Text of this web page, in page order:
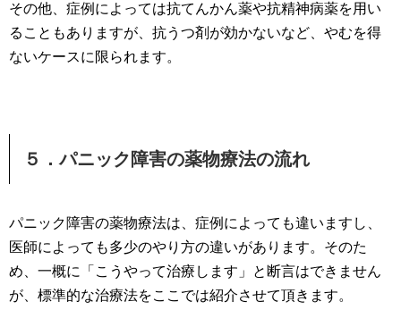
その他、症例によっては抗てんかん薬や抗精神病薬を用い
ることもありますが、抗うつ剤が効かないなど、やむを得
ないケースに限られます。
５．パニック障害の薬物療法の流れ
パニック障害の薬物療法は、症例によっても違いますし、
医師によっても多少のやり方の違いがあります。そのた
め、一概に「こうやって治療します」と断言はできません
が、標準的な治療法をここでは紹介させて頂きます。